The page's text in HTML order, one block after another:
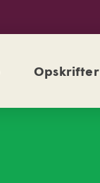
Opskrifter